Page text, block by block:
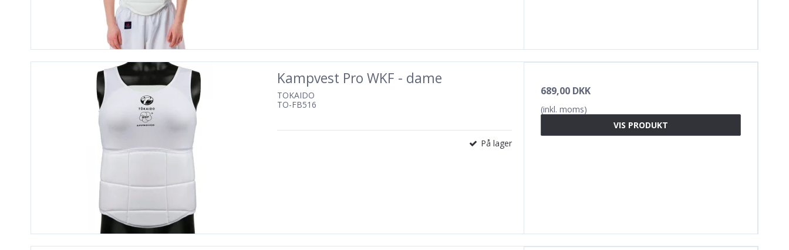
Kampvest Pro WKF - dame
TOKAIDO
TO-FB516
På lager
689,00 DKK
(inkl. moms)
VIS PRODUKT